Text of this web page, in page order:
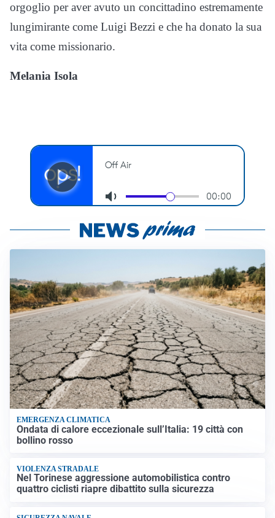
orgoglio per aver avuto un concittadino estremamente
lungimirante come Luigi Bezzi e che ha donato la sua
vita come missionario.
Melania Isola
EMERGENZA CLIMATICA
Ondata di calore eccezionale sull’Italia: 19 città con
bollino rosso
VIOLENZA STRADALE
Nel Torinese aggressione automobilistica contro
quattro ciclisti riapre dibattito sulla sicurezza